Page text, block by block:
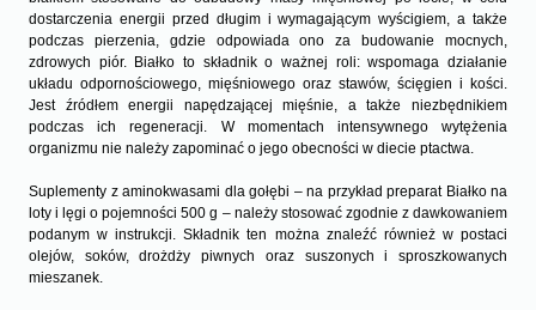
dostarczenia energii przed długim i wymagającym wyścigiem, a także
podczas pierzenia, gdzie odpowiada ono za budowanie mocnych,
zdrowych piór. Białko to składnik o ważnej roli: wspomaga działanie
układu odpornościowego, mięśniowego oraz stawów, ścięgien i kości.
Jest źródłem energii napędzającej mięśnie, a także niezbędnikiem
podczas ich regeneracji. W momentach intensywnego wytężenia
organizmu nie należy zapominać o jego obecności w diecie ptactwa.
Suplementy z aminokwasami dla gołębi – na przykład preparat Białko na
loty i lęgi o pojemności 500 g – należy stosować zgodnie z dawkowaniem
podanym w instrukcji. Składnik ten można znaleźć również w postaci
olejów, soków, drożdży piwnych oraz suszonych i sproszkowanych
mieszanek.